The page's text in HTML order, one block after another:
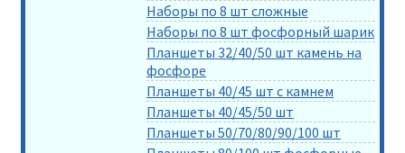
Наборы по 8 шт сложные
Наборы по 8 шт фосфорный шарик
Планшеты 32/40/50 шт камень на
фосфоре
Планшеты 40/45 шт с камнем
Планшеты 40/45/50 шт
Планшеты 50/70/80/90/100 шт